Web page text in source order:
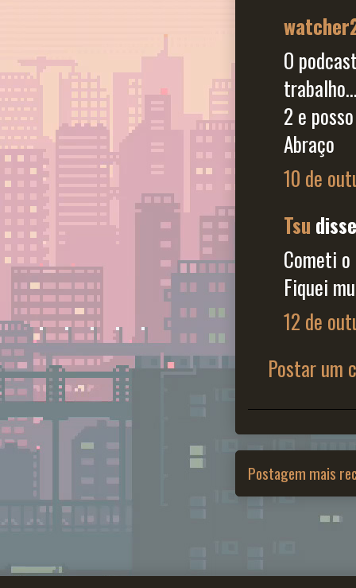
O
2 e
Abraço
10 de
Tsu
Cometi
Fiquei
12 de
Postar um
Postagem mais